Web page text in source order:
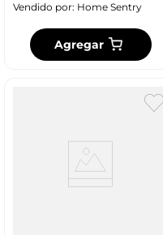
Vendido por: Home Sentry
Agregar